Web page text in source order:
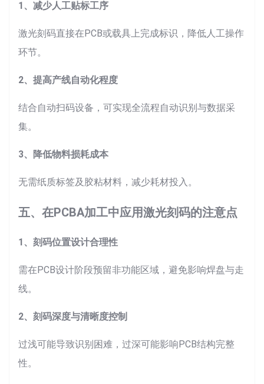
1、减少人工贴标工序
激光刻码直接在PCB或载具上完成标识，降低人工操作
环节。
2、提高产线自动化程度
结合自动扫码设备，可实现全流程自动识别与数据采
集。
3、降低物料损耗成本
无需纸质标签及胶粘材料，减少耗材投入。
五、在PCBA加工中应用激光刻码的注意点
1、刻码位置设计合理性
需在PCB设计阶段预留非功能区域，避免影响焊盘与走
线。
2、刻码深度与清晰度控制
过浅可能导致识别困难，过深可能影响PCB结构完整
性。